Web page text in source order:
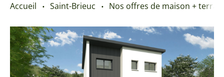
Nos offres
Accueil Saint-Brieuc Nos offres de maison + terrain